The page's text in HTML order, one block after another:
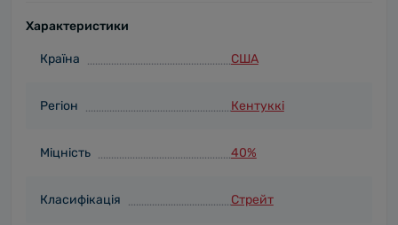
Характеристики
Країна США
Регіон Кентуккі
Міцність 40%
Класифікація Стрейт